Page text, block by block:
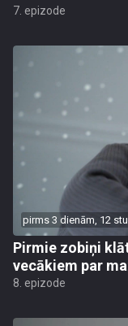
7. epizode
pirms 3 dienām, 12
Pirmie zobiņi
vecākiem par
8. epizode